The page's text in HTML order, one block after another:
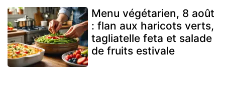
Menu végétarien, 8 août
: flan aux haricots verts,
tagliatelle feta et salade
de fruits estivale